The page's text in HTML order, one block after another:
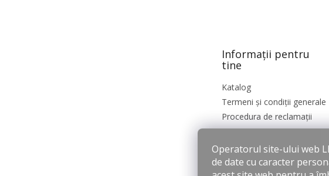
Operatorul site-ului web
de date cu caracter
Informații pentru
tine
Katalog
Termeni și condiții generale
Procedura de reclamații